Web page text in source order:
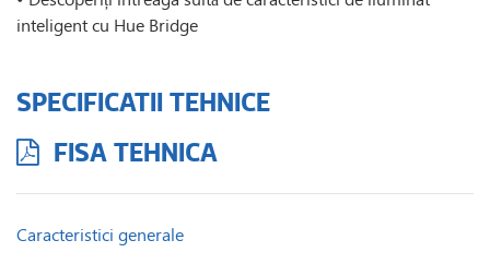
inteligent cu Hue Bridge
SPECIFICATII TEHNICE
FISA TEHNICA
Caracteristici generale